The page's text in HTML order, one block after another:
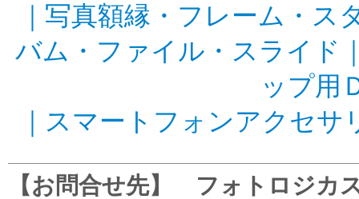
写真額縁・フレーム・ス
バム・ファイル・スライド
ップ用
スマートフォンアクセサ
【お問合せ先】 フォトロジ